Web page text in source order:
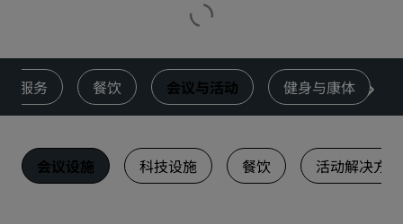
服务 餐饮 会议与活动 健身与康体
会议设施 科技设施 餐饮 活动解决方案